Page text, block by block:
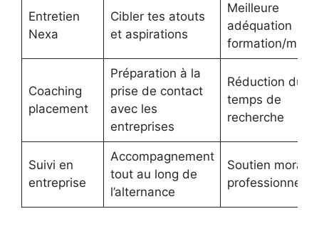
Entretien
Nexa
Cibler tes atouts
et aspirations
Meilleure
adéquation
formation/
Coaching
placement
Préparation à la
prise de contact
avec les
entreprises
Réduction du
temps de
recherche
Suivi en
entreprise
Accompagnement
tout au long de
l’alternance
Soutien moral
professionnel